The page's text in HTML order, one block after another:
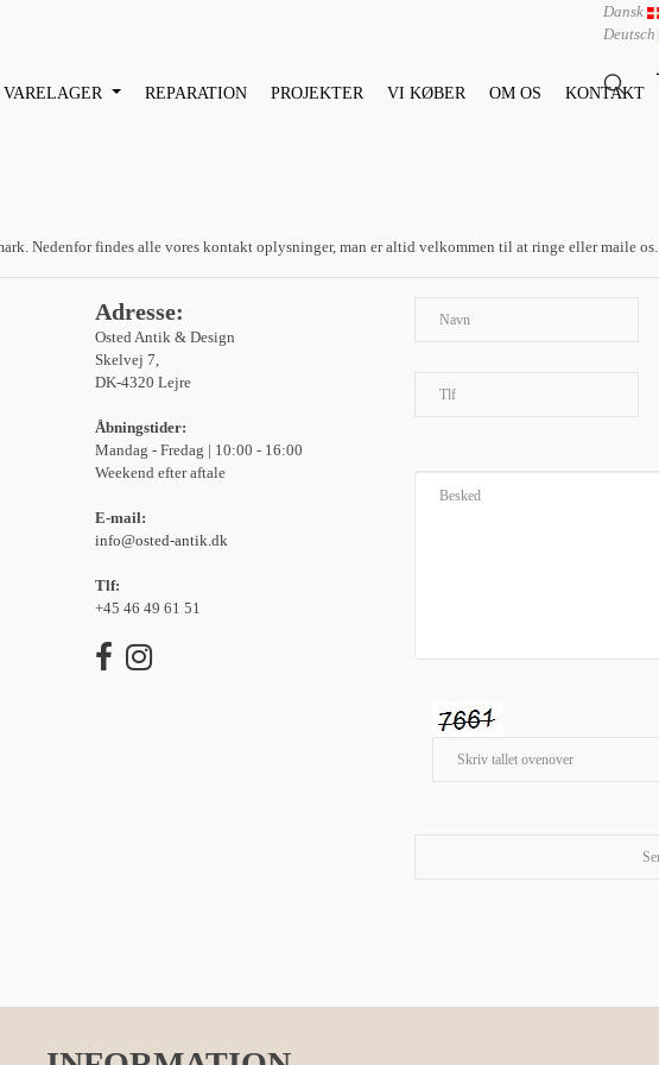
VARELAGER REPARATION PROJEKTER VI KØBER OM OS KONTAKT
Dansk
Deutsch
Nedenfor findes alle vores kontakt oplysninger, man er altid velkommen til at ringe eller maile os.
Adresse:
Osted Antik & Design
Skelvej 7,
DK-4320 Lejre
Åbningstider:
Mandag - Fredag | 10:00 - 16:00
Weekend efter aftale
E-mail:
info@osted-antik.dk
Tlf:
+45 46 49 61 51